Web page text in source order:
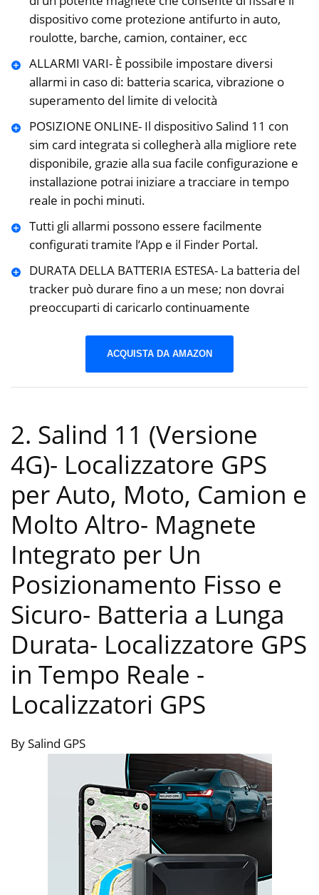
dispositivo come protezione antifurto in auto,
roulotte, barche, camion, container, ecc
ALLARMI VARI- È possibile impostare diversi
allarmi in caso di: batteria scarica, vibrazione o
superamento del limite di velocità
POSIZIONE ONLINE- Il dispositivo Salind 11 con
sim card integrata si collegherà alla migliore rete
disponibile, grazie alla sua facile configurazione e
installazione potrai iniziare a tracciare in tempo
reale in pochi minuti.
Tutti gli allarmi possono essere facilmente
configurati tramite l’App e il Finder Portal.
DURATA DELLA BATTERIA ESTESA- La batteria del
tracker può durare fino a un mese; non dovrai
preoccuparti di caricarlo continuamente
ACQUISTA DA AMAZON
2. Salind 11 (Versione
4G)- Localizzatore GPS
per Auto, Moto, Camion e
Molto Altro- Magnete
Integrato per Un
Posizionamento Fisso e
Sicuro- Batteria a Lunga
Durata- Localizzatore GPS
in Tempo Reale -
Localizzatori GPS
By Salind GPS